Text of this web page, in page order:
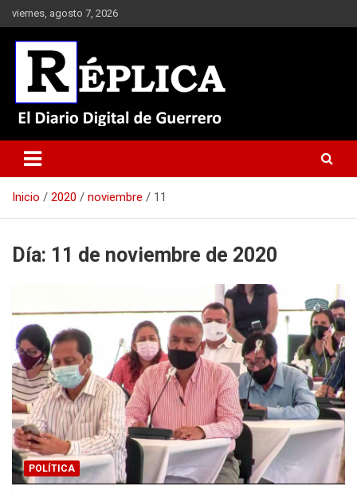
Saltar
al
contenido
viernes, agosto 7, 2026
Réplica
Inicio 2020 noviembre 11
Día: 11 de noviembre de 2020
POLÍTICA